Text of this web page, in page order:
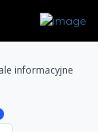
informacyjne